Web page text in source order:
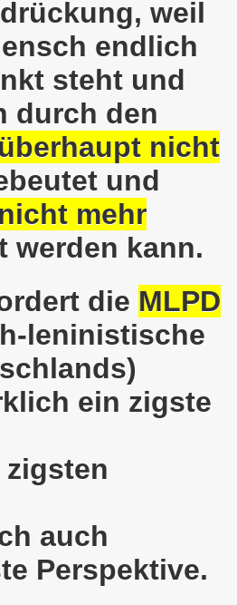
weil
endlich
steht und
durch den
überhaupt nicht
und
mehr
werden kann.
die MLPD
leninistische
ein zigste
auch
Perspektive.
und wünscht allen
mit gelben Westen und
die 700. Bürgerbewegung
mit Frank Oettler
Freigabe des
am 03.12.2018 in
Gelsenkirchen: Weg mit der
ist und bleibt wirklich jetzt
demonstriert am 05.11.2018
zur Solidarität mit
uneingeschränkt
Beitrag in Berlin
ein kämpferisches Zeichen
Kampf gegen
zur 15.